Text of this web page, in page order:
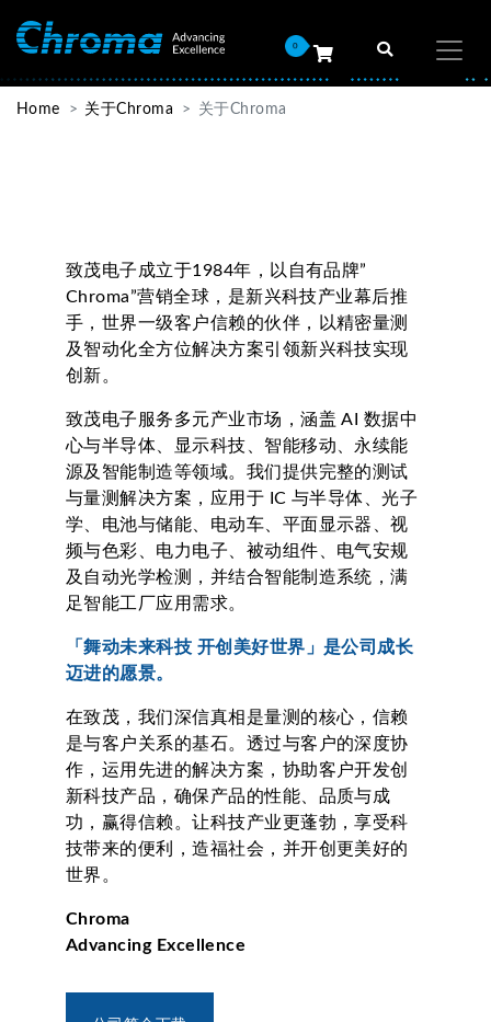
0
Home 关于Chroma 关于Chroma
致茂电子成立于1984年，以自有品牌”
Chroma”营销全球，是新兴科技产业幕后推
手，世界一级客户信赖的伙伴，以精密量测
及智动化全方位解决方案引领新兴科技实现
创新。
致茂电子服务多元产业市场，涵盖 AI 数据中
心与半导体、显示科技、智能移动、永续能
源及智能制造等领域。我们提供完整的测试
与量测解决方案，应用于 IC 与半导体、光子
学、电池与储能、电动车、平面显示器、视
频与色彩、电力电子、被动组件、电气安规
及自动光学检测，并结合智能制造系统，满
足智能工厂应用需求。
「舞动未来科技 开创美好世界」是公司成长
迈进的愿景。
在致茂，我们深信真相是量测的核心，信赖
是与客户关系的基石。透过与客户的深度协
作，运用先进的解决方案，协助客户开发创
新科技产品，确保产品的性能、品质与成
功，赢得信赖。让科技产业更蓬勃，享受科
技带来的便利，造福社会，并开创更美好的
世界。
Chroma
Advancing Excellence